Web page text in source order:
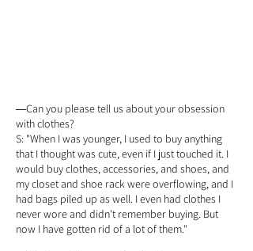
―Can you please tell us about your obsession
with clothes?
S: "When I was younger, I used to buy anything
that I thought was cute, even if I just touched it. I
would buy clothes, accessories, and shoes, and
my closet and shoe rack were overflowing, and I
had bags piled up as well. I even had clothes I
never wore and didn't remember buying. But
now I have gotten rid of a lot of them."